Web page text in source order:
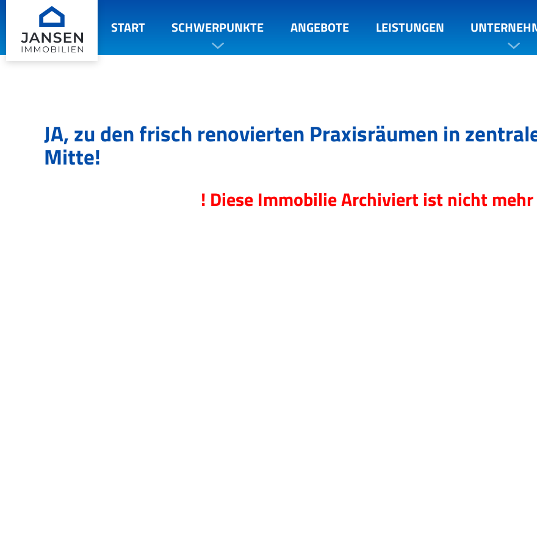
START SCHWERPUNKTE ANGEBOTE LEISTUNGEN
JA, zu den frisch renovierten Praxisräumen in
Mitte!
! Diese Immobilie Archiviert ist nicht